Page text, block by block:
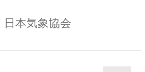
日本気象協会